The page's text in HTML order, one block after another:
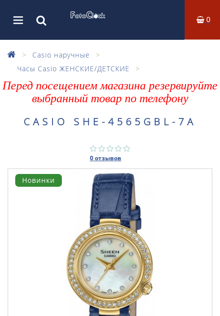
0
Casio наручные
Часы Casio ЖЕНСКИЕ/ДЕТСКИЕ
Перед посещением магазина резервируйте
выбранный товар по телефону
CASIO SHE-4565GBL-7A
0 отзывов
Новинки